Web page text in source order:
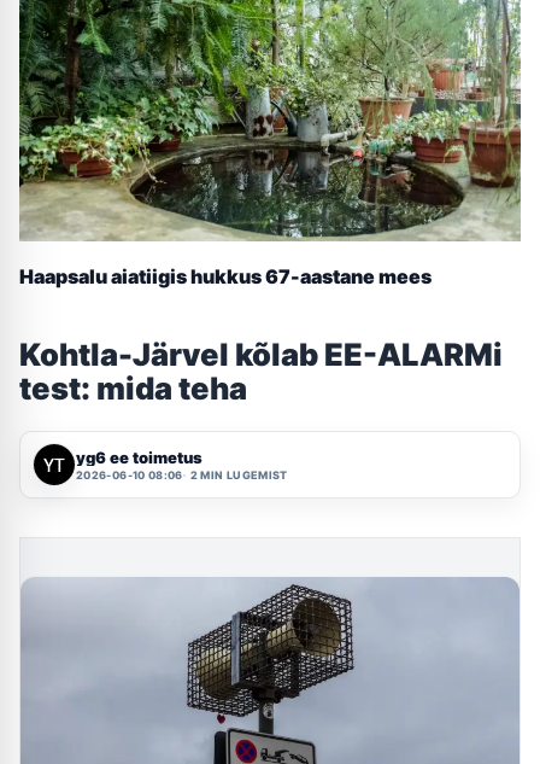
Haapsalu aiatiigis hukkus 67-aastane mees
Kohtla-Järvel kõlab EE-ALARMi
test: mida teha
yg6 ee toimetus
2026-06-10 08:06 2 MIN LUGEMIST